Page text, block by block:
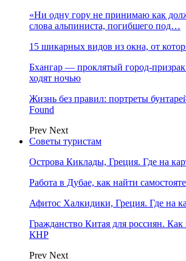
«Ни одну гору не принимаю как
слова альпиниста, погибшего под…
15 шикарных видов из окна, от
Бхангар — проклятый город-
ходят ночью
Жизнь без правил: портреты
Found
Prev Next
Советы туристам
Острова Киклады, Греция. Где на
Работа в Дубае, как найти
Афитос Халкидики, Греция. Где на
Гражданство Китая для россиян. Как
КНР
Prev Next